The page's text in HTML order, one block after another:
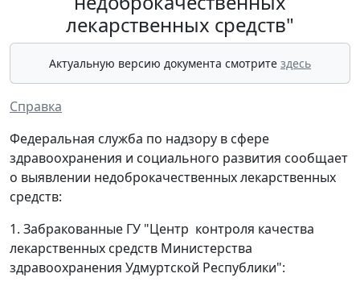
лекарственных средств"
Актуальную версию документа смотрите здесь
Справка
Федеральная служба по надзору в сфере
здравоохранения и социального развития сообщает
о выявлении недоброкачественных лекарственных
средств:
1. Забракованные ГУ "Центр контроля качества
лекарственных средств Министерства
здравоохранения Удмуртской Республики":